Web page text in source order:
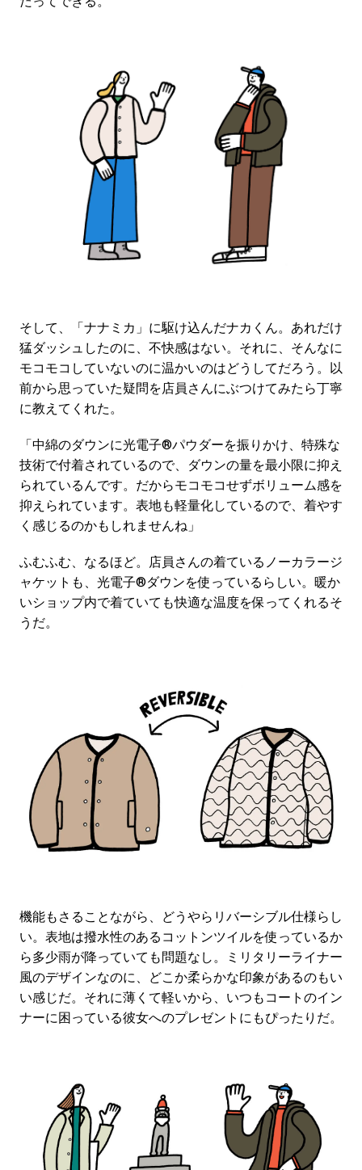
そして、「ナナミカ」に駆け込んだナカくん。あれだけ
猛ダッシュしたのに、不快感はない。それに、そんなに
モコモコしていないのに温かいのはどうしてだろう。以
前から思っていた疑問を店員さんにぶつけてみたら丁寧
に教えてくれた。
「中綿のダウンに光電子®パウダーを振りかけ、特殊な
技術で付着されているので、ダウンの量を最小限に抑え
られているんです。だからモコモコせずボリューム感を
抑えられています。表地も軽量化しているので、着やす
く感じるのかもしれませんね」
ふむふむ、なるほど。店員さんの着ているノーカラージ
ャケットも、光電子®ダウンを使っているらしい。暖か
いショップ内で着ていても快適な温度を保ってくれるそ
うだ。
機能もさることながら、どうやらリバーシブル仕様らし
い。表地は撥水性のあるコットンツイルを使っているか
ら多少雨が降っていても問題なし。ミリタリーライナー
風のデザインなのに、どこか柔らかな印象があるのもい
い感じだ。それに薄くて軽いから、いつもコートのイン
ナーに困っている彼女へのプレゼントにもぴったりだ。